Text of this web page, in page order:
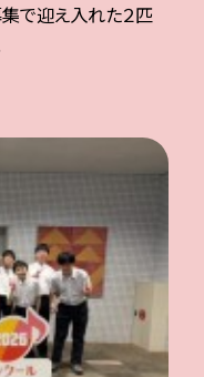
で迎え入れた２匹